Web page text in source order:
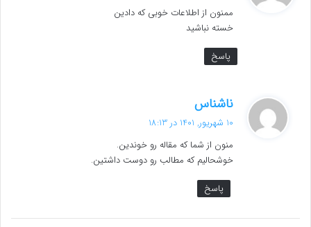
:
ممنون از اطلاعات خوبی که دادین
خسته نباشید
پاسخ
ناشناس
ف
:
10 شهریور, 1401 در 18:13
منون از شما که مقاله رو خوندین.
خوشحالیم که مطالب رو دوست داشتین.
پاسخ